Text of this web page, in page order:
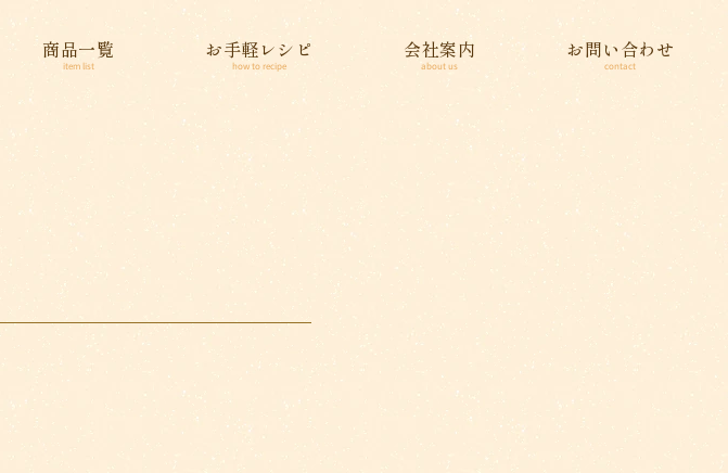
商品一覧
item list
お手軽レシピ
how to recipe
会社案内
about us
お問い合わせ
contact